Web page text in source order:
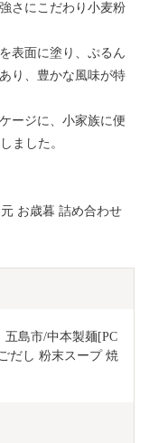
さにこだわり小麦粉
表面に塗り、ぷるん
り、豊かな風味が特
ージに、小家族に便
ました。
お歳暮 詰め合わせ
五島市/中本製麺[PC
だし 粉末スープ 焼